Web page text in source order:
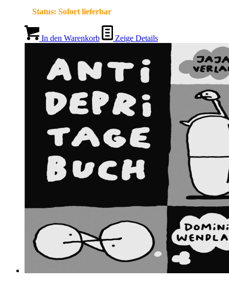
Status: Sofort lieferbar
In den Warenkorb Zeige Details